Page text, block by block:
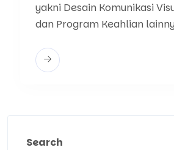
yakni Desain Komunikasi
dan Program Keahlian
Search